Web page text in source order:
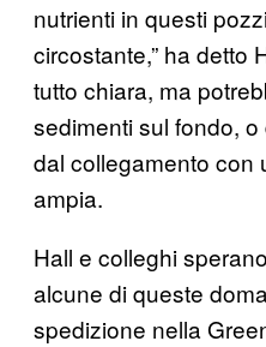
nutrienti in questi
circostante,” ha detto
tutto chiara, ma
sedimenti sul fondo,
dal collegamento con
ampia.
Hall e colleghi
alcune di queste
spedizione nella